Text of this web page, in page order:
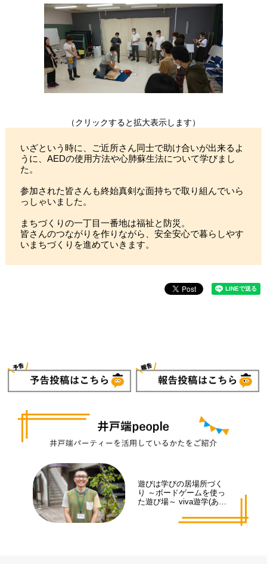
（クリックすると拡大表示します）
いざという時に、ご近所さん同士で助け合いが出来るよ
うに、AEDの使用方法や心肺蘇生法について学びまし
た。
参加された皆さんも終始真剣な面持ちで取り組んでいら
っしゃいました。
まちづくりの一丁目一番地は福祉と防災。
皆さんのつながりを作りながら、安全安心で暮らしやす
いまちづくりを進めていきます。
遊びは学びの居場所づく
り ～ボードゲームを使っ
た遊び場～ viva遊学(あそ